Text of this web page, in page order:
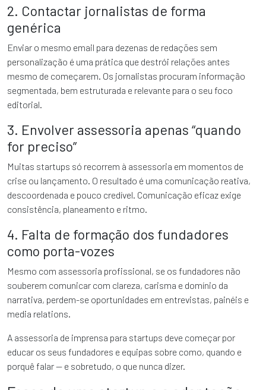
2. Contactar jornalistas de forma
genérica
Enviar o mesmo email para dezenas de redações sem
personalização é uma prática que destrói relações antes
mesmo de começarem. Os jornalistas procuram informação
segmentada, bem estruturada e relevante para o seu foco
editorial.
3. Envolver assessoria apenas “quando
for preciso”
Muitas startups só recorrem à assessoria em momentos de
crise ou lançamento. O resultado é uma comunicação reativa,
descoordenada e pouco credível. Comunicação eficaz exige
consistência, planeamento e ritmo.
4. Falta de formação dos fundadores
como porta-vozes
Mesmo com assessoria profissional, se os fundadores não
souberem comunicar com clareza, carisma e domínio da
narrativa, perdem-se oportunidades em entrevistas, painéis e
media relations.
A assessoria de imprensa para startups deve começar por
educar os seus fundadores e equipas sobre como, quando e
porquê falar — e sobretudo, o que nunca dizer.